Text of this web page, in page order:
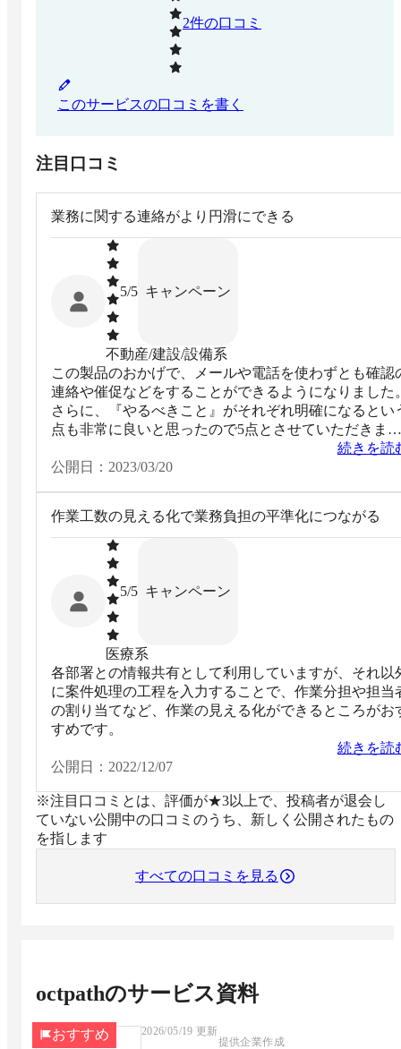
2件の口コミ
このサービスの口コミを書く
注目口コミ
業務に関する連絡がより円滑にできる
5/5 キャンペーン
不動産/建設/設備系
この製品のおかげで、メールや電話を使わずとも確認
連絡や催促などをすることができるようになりました
さらに、『やるべきこと』がそれぞれ明確になるとい
点も非常に良いと思ったので5点とさせていただきまし
続きを読
公開日： 2023/03/20
作業工数の見える化で業務負担の平準化につながる
5/5 キャンペーン
医療系
各部署との情報共有として利用していますが、それ以
に案件処理の工程を入力することで、作業分担や担当
の割り当てなど、作業の見える化ができるところがお
すめです。
続きを読
公開日： 2022/12/07
※注目口コミとは、評価が★3以上で、投稿者が退会し
ていない公開中の口コミのうち、新しく公開されたもの
を指します
すべての口コミを見る
octpathのサービス資料
おすすめ 2026/05/19 更新
提供企業作成